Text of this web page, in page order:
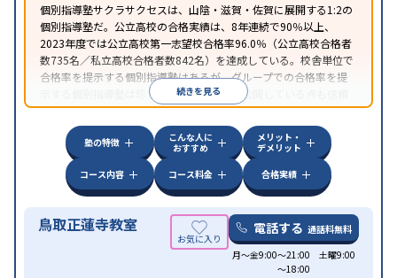
個別指導塾サクラサクセスは、山陰・滋賀・佐賀に展開する1:2の
個別指導塾だ。公立高校の合格実績は、8年連続で90％以上、
2023年度では公立高校第一志望校合格率96.0％（公立高校合格者
数735名／私立高校合格者数842名）を達成している。校舎単位で
合格率を提示する個別指導塾はあるが、グループでの合格率を提
示する個別指導塾は珍しい。さらに人数を公開している点も信頼
できる。指導品質の高さと自信が伺える。
続きを見る
塾の特徴
こんな人に
おすすめ
メリット・
デメリット
コース内容
コース料金 合格実績
鳥取正蓮寺教室 電話する 通話料無料
月～金9:00～21:00 土曜9:00
～18:00